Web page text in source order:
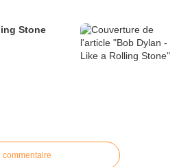
Stone
commentaire